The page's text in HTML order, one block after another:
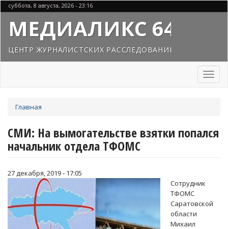
Перейти
к
основному
содержанию
суббота, 8 августа, 2026 - 23:16
МЕДИАЛИКС 64
ЦЕНТР ЖУРНАЛИСТСКИХ РАССЛЕДОВАНИЙ
Toggle
здесь
Главная
СМИ: На вымогательстве взятки попался
начальник отдела ТФОМС
27 декабря, 2019 - 17:05
Сотрудник
ТФОМС
Саратовской
области
Михаил